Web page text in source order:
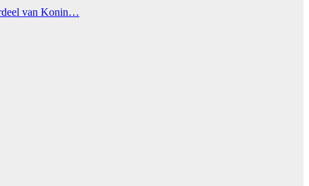
van Konin…